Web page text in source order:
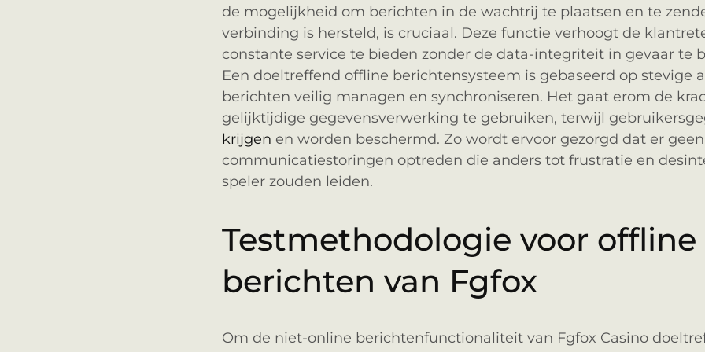
de mogelijkheid om berichten in de wachtrij te plaatsen en te
verbinding is hersteld, is cruciaal. Deze functie verhoogt de
constante service te bieden zonder de data-integriteit in gevaar te
Een doeltreffend offline berichtensysteem is gebaseerd op stevige
berichten veilig managen en synchroniseren. Het gaat erom de
gelijktijdige gegevensverwerking te gebruiken, terwijl
krijgen en worden beschermd. Zo wordt ervoor gezorgd dat er geen
communicatiestoringen optreden die anders tot frustratie en
speler zouden leiden.
Testmethodologie voor offline
berichten van Fgfox
Om de niet-online berichtenfunctionaliteit van Fgfox Casino